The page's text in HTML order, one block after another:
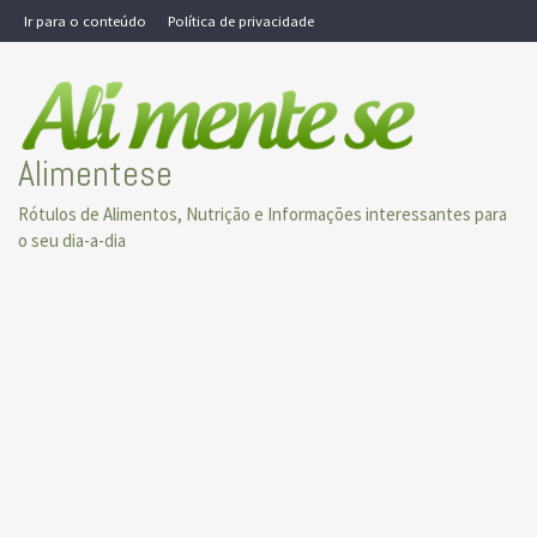
Skip
to
Ir para o conteúdo Política de privacidade
Alimentese
Rótulos de Alimentos, Nutrição e Informações interessantes para
o seu dia-a-dia